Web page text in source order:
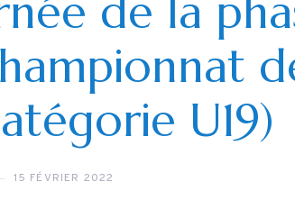
de la
U19)
15 FÉVRIER 2022
برنامج نهائيات
الأصناف
27 JUILLET 2026
5كم